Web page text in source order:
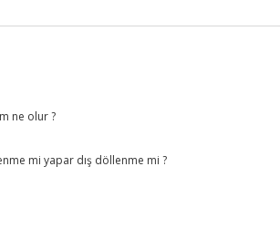
ne olur ?
mi yapar dış döllenme mi ?